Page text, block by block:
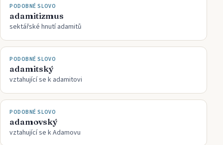
PODOBNÉ SLOVO
adamitizmus
sektářské hnutí adamitů
PODOBNÉ SLOVO
adamitský
vztahující se k adamitovi
PODOBNÉ SLOVO
adamovský
vztahující se k Adamovu